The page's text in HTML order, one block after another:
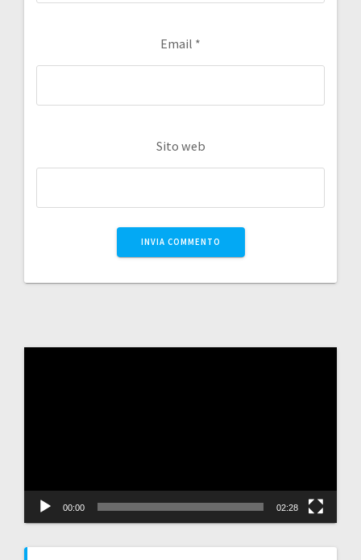
Email *
Sito web
00:00 02:28